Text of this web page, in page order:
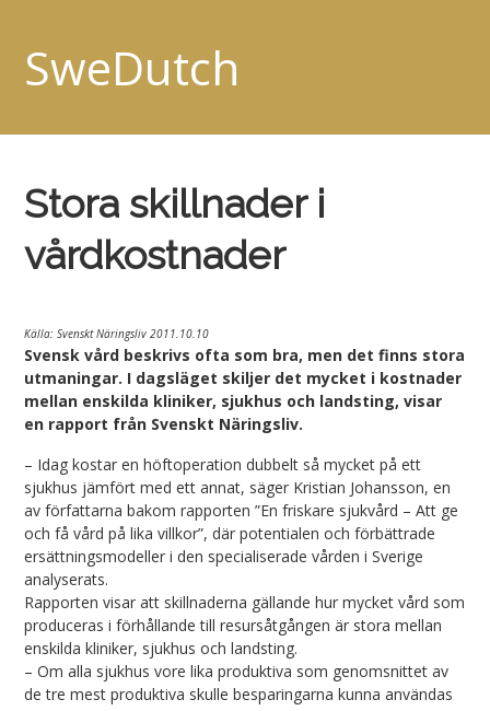
SweDutch
Stora skillnader i
vårdkostnader
Källa: Svenskt Näringsliv 2011.10.10
Svensk vård beskrivs ofta som bra, men det finns stora
utmaningar. I dagsläget skiljer det mycket i kostnader
mellan enskilda kliniker, sjukhus och landsting, visar
en rapport från Svenskt Näringsliv.
– Idag kostar en höftoperation dubbelt så mycket på ett
sjukhus jämfört med ett annat, säger Kristian Johansson, en
av författarna bakom rapporten ”En friskare sjukvård – Att ge
och få vård på lika villkor”, där potentialen och förbättrade
ersättningsmodeller i den specialiserade vården i Sverige
analyserats.
Rapporten visar att skillnaderna gällande hur mycket vård som
produceras i förhållande till resursåtgången är stora mellan
enskilda kliniker, sjukhus och landsting.
– Om alla sjukhus vore lika produktiva som genomsnittet av
de tre mest produktiva skulle besparingarna kunna användas